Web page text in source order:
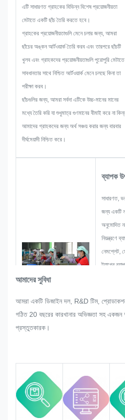
থেকেই
এটি সাধারণত গ্রাহকের বিভিন্ন বিশেষ প্রয়োজনীয়তা
মেটাতে একটি ছাঁচ তৈরি করতে হবে।
গ্রাহকের প্রয়োজনীয়তাগুলি মেনে চলার জন্য, আমরা
ছাঁচের অঙ্কন আর্টওয়ার্ক তৈরি করব এবং তারপরে ছাঁচটি
খুলব এবং গ্রাহকদের প্রয়োজনীয়তাগুলি পুরোপুরি মেটাতে
সাবধানতার সাথে নিশ্চিত আর্টওয়ার্ক মেনে চলছে কিনা তা
পরীক্ষা করব।
ছাঁচগুলির জন্য, আমরা সর্বদা এটিকে উচ্চ-মানের মানের
মধ্যে তৈরি করি যা শুধুমাত্র গুণমানের বীমাই করে না
আমাদের গ্রাহকদের জন্য অর্থ সঞ্চয় করার জন্য বারবার
দীর্ঘমেয়াদী নিশ্চিত করে।
ব্যাপক
সাধারণত,
জন্য একটি
অনুমোদিত
নিয়ন্ত্রণে
নেমপ্লেট,
ট্যাগের
জন্য
কঠোর মানের
আমাদের সুবিধা
আমরা একটি ডিজাইন দল, R&D টিম,
গঠিত 20 বছরের কারখানার অভিজ্ঞতা সহ একজন
প্রস্তুতকারক।